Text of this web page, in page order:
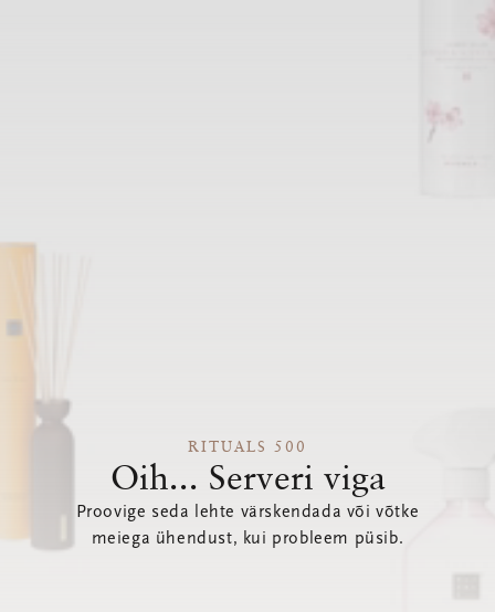
RITUALS 500
Oih... Serveri viga
Proovige seda lehte värskendada või võtke
meiega ühendust, kui probleem püsib.